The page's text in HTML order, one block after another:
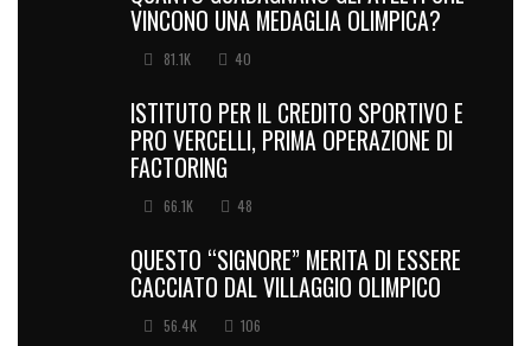
VINCONO UNA MEDAGLIA OLIMPICA?
81.1K 40
ISTITUTO PER IL CREDITO SPORTIVO E
PRO VERCELLI, PRIMA OPERAZIONE DI
FACTORING
66.1K 48
QUESTO “SIGNORE” MERITA DI ESSERE
CACCIATO DAL VILLAGGIO OLIMPICO
56.4K 106